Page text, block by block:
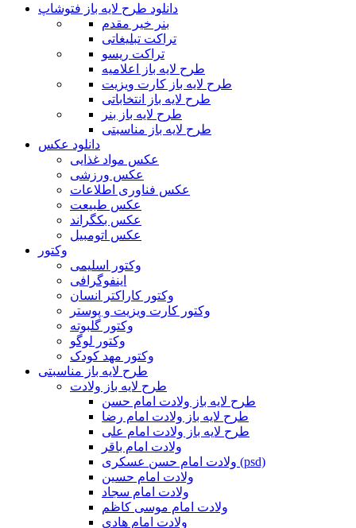
دانلود طرح لایه باز فتوشاپ
بنر خیر مقدم
تراکت تبلیغاتی
تراکت ریسو
طرح لایه باز اعلامیه
طرح لایه باز کارت ویزیت
طرح لایه باز انتخاباتی
طرح لایه باز بنر
طرح لایه باز مناسبتی
دانلود عکس
عکس مواد غذایی
عکس ورزشی
عکس فناوری اطلاعات
عکس طبیعت
عکس بکگراند
عکس اتومبیل
وکتور
وکتور اسلیمی
اینفوگرافی
وکتور کاراکتر انسان
وکتور کارت ویزیت و پوستر
وکتور گلبوته
وکتور لوگو
وکتور مهد کودک
طرح لایه باز مناسبتی
طرح لایه باز ولادت
طرح لایه باز ولادت امام حسن
طرح لایه باز ولادت امام رضا
طرح لایه باز ولادت امام علی
ولادت امام باقر
ولادت امام حسن عسکری (psd)
ولادت امام حسین
ولادت امام سجاد
ولادت امام موسی کاظم
ولادت امام هادی